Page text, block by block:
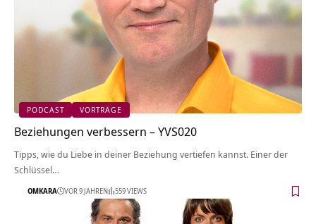
PODCAST VORTRÄGE
Beziehungen verbessern – YVS020
Tipps, wie du Liebe in deiner Beziehung vertiefen kannst. Einer der
Schlüssel…
OMKARA VOR 9 JAHREN 559 VIEWS